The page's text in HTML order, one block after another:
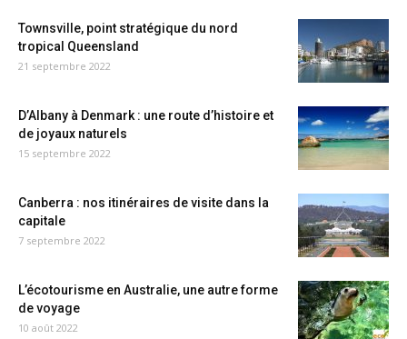
Townsville, point stratégique du nord
tropical Queensland
21 septembre 2022
D’Albany à Denmark : une route d’histoire et
de joyaux naturels
15 septembre 2022
Canberra : nos itinéraires de visite dans la
capitale
7 septembre 2022
L’écotourisme en Australie, une autre forme
de voyage
10 août 2022